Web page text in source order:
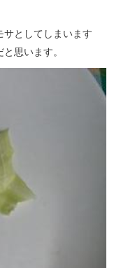
としてしまいます
思います。